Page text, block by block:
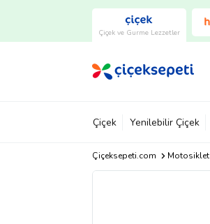
Çiçek ve Gurme Lezzetler
Çiçek Yenilebilir Çiçek
Çiçeksepeti.com Motosiklet